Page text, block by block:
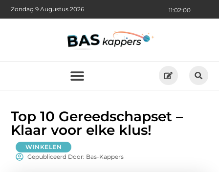
11:02:02
Zondag 9 Augustus 2026
Top 10 Gereedschapset –
Klaar voor elke klus!
WINKELEN
Gepubliceerd Door: Bas-Kappers